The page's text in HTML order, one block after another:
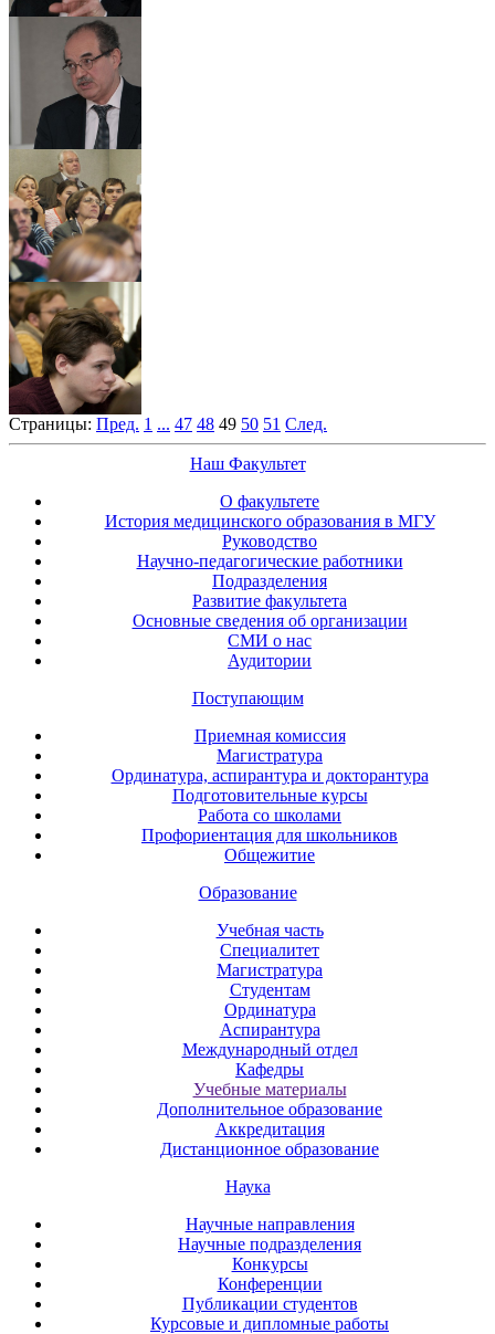
Страницы: Пред. 1 ... 47 48 49 50 51 След.
Наш Факультет
О факультете
История медицинского образования в МГУ
Руководство
Научно-педагогические работники
Подразделения
Развитие факультета
Основные сведения об организации
СМИ о нас
Аудитории
Поступающим
Приемная комиссия
Магистратура
Ординатура, аспирантура и докторантура
Подготовительные курсы
Работа со школами
Профориентация для школьников
Общежитие
Образование
Учебная часть
Специалитет
Магистратура
Студентам
Ординатура
Аспирантура
Международный отдел
Кафедры
Учебные материалы
Дополнительное образование
Аккредитация
Дистанционное образование
Наука
Научные направления
Научные подразделения
Конкурсы
Конференции
Публикации студентов
Курсовые и дипломные работы